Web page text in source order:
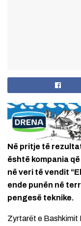
Në pritje të
është kompania
në veri të vendit
ende punën në
pengesë teknike.
Zyrtarët e Bashkimit